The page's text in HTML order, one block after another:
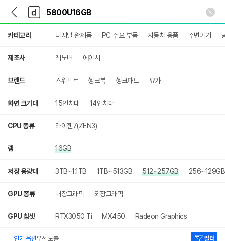
다
나
와
가
기
다
와
메
인
카테고리 디지털 완제품 PC 주요 부품 자동차 용품 주변기기
제조사 레노버 에이서
브랜드 스위프트 씽크북 씽크패드 요가
화면 크기대 15인치대 14인치대
CPU 종류 라이젠7(ZEN3)
램 16GB
저장 용량대 3TB~1.1TB 1TB~513GB 512~257GB 256~129GB
GPU 종류 내장그래픽 외장그래픽
GPU 칩셋 RTX3050 Ti MX450 Radeon Graphics
인기 옵션우선 노출 필터